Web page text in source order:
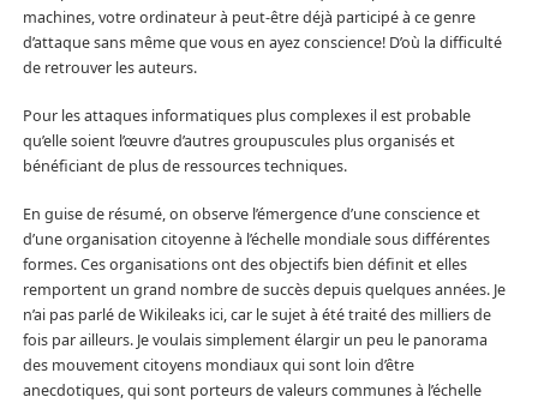
machines, votre ordinateur à peut-être déjà participé à ce genre
d’attaque sans même que vous en ayez conscience! D’où la difficulté
de retrouver les auteurs.
Pour les attaques informatiques plus complexes il est probable
qu’elle soient l’œuvre d’autres groupuscules plus organisés et
bénéficiant de plus de ressources techniques.
En guise de résumé, on observe l’émergence d’une conscience et
d’une organisation citoyenne à l’échelle mondiale sous différentes
formes. Ces organisations ont des objectifs bien définit et elles
remportent un grand nombre de succès depuis quelques années. Je
n’ai pas parlé de Wikileaks ici, car le sujet à été traité des milliers de
fois par ailleurs. Je voulais simplement élargir un peu le panorama
des mouvement citoyens mondiaux qui sont loin d’être
anecdotiques, qui sont porteurs de valeurs communes à l’échelle